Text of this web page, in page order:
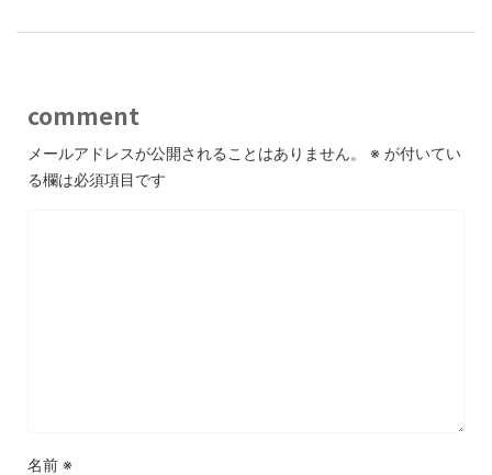
comment
メールアドレスが公開されることはありません。 ※ が付いてい
る欄は必須項目です
名前 ※